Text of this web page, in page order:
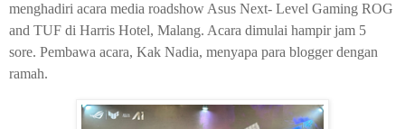
menghadiri acara media roadshow Asus Next- Level Gaming ROG
and TUF di Harris Hotel, Malang. Acara dimulai hampir jam 5
sore. Pembawa acara, Kak Nadia, menyapa para blogger dengan
ramah.